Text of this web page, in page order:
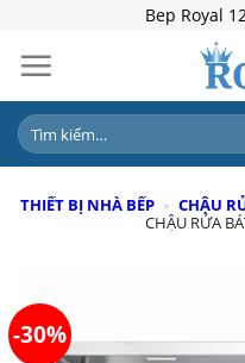
content
Bep Royal
Tìm
kiếm:
THIẾT BỊ NHÀ BẾP » CHẬU
CHẬU RỬA
-30%